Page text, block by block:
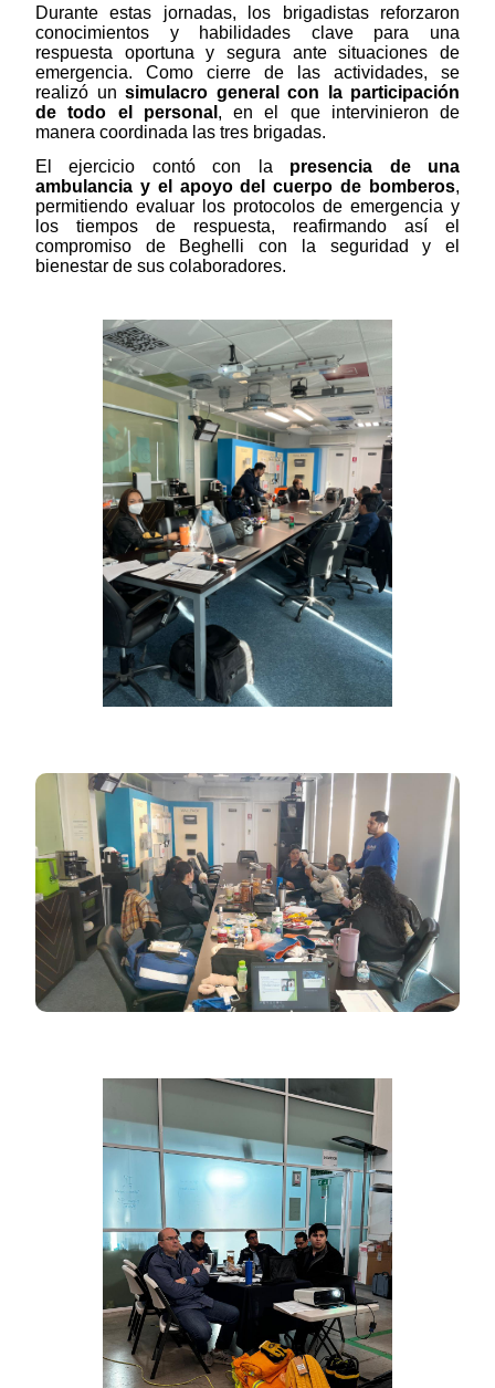
Durante estas jornadas, los brigadistas reforzaron
conocimientos y habilidades clave para una
respuesta oportuna y segura ante situaciones de
emergencia. Como cierre de las actividades, se
realizó un simulacro general con la participación
de todo el personal, en el que intervinieron de
manera coordinada las tres brigadas.
El ejercicio contó con la presencia de una
ambulancia y el apoyo del cuerpo de bomberos
permitiendo evaluar los protocolos de emergencia y
los tiempos de respuesta, reafirmando así el
compromiso de Beghelli con la seguridad y el
bienestar de sus colaboradores.